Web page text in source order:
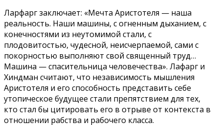
Ларфарг заключает: «Мечта Аристотеля — наша
реальность. Наши машины, с огненным дыханием, с
конечностями из неутомимой стали, с
плодовитостью, чудесной, неисчерпаемой, сами с
покорностью выполняют свой священный труд…
Машина — спасительница человечества». Лафарг и
Хиндман считают, что независимость мышления
Аристотеля и его способность представить себе
утопическое будущее стали препятствием для тех,
кто стал бы цитировать его в отрыве от контекста в
отношении рабства и рабочего класса.